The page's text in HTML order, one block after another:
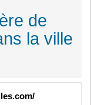
de
la ville